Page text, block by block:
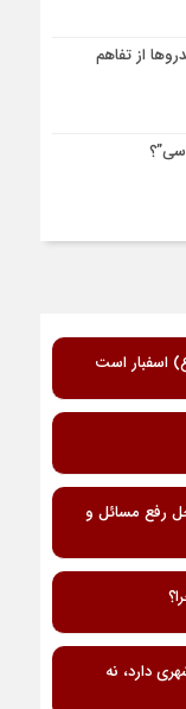
از تفاهم
اسفبار است
رفع مسائل و
دارد، نه